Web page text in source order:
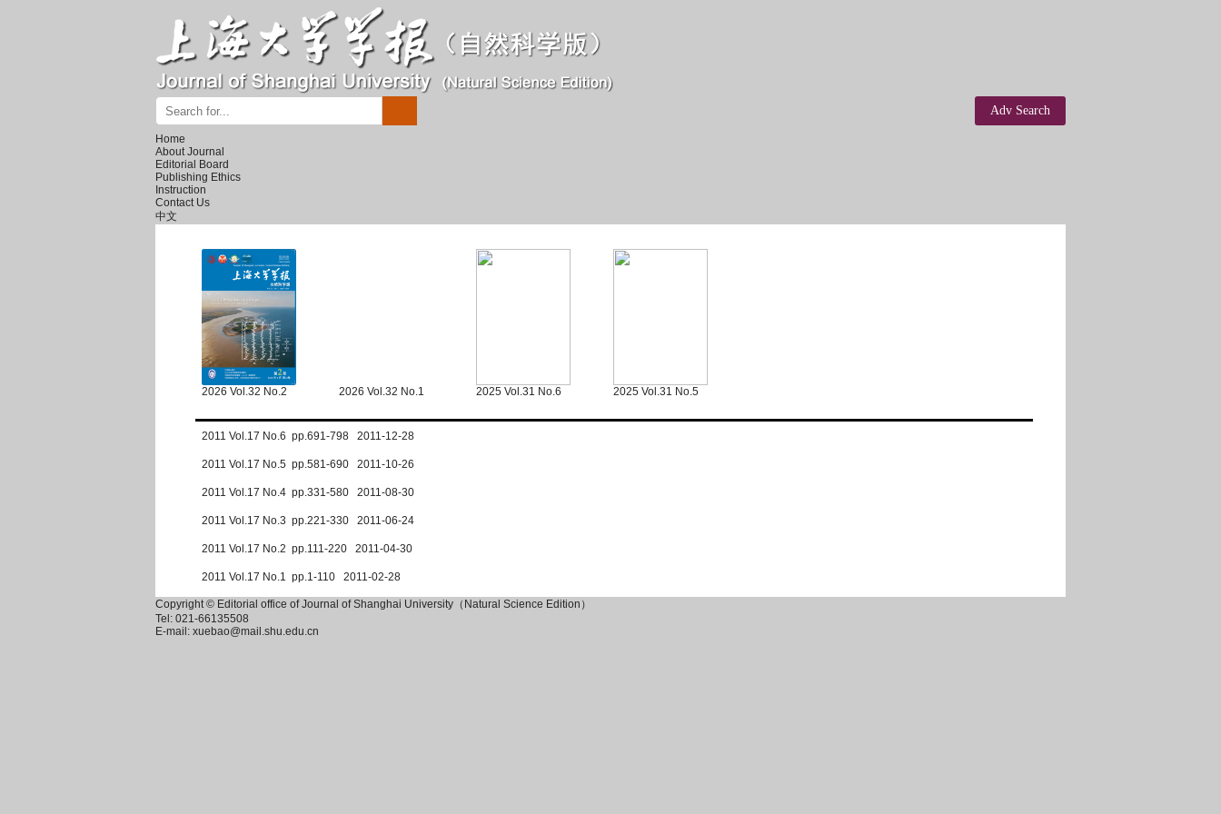
Home
About Journal
Editorial Board
Publishing Ethics
Instruction
Contact Us
中文
2026 Vol.32 No.2 2026 Vol.32 No.1 2025 Vol.31 No.6 2025 Vol.31 No.5
2011 Vol.17 No.6 pp.691-798 2011-12-28
2011 Vol.17 No.5 pp.581-690 2011-10-26
2011 Vol.17 No.4 pp.331-580 2011-08-30
2011 Vol.17 No.3 pp.221-330 2011-06-24
2011 Vol.17 No.2 pp.111-220 2011-04-30
2011 Vol.17 No.1 pp.1-110 2011-02-28
Copyright © Editorial office of Journal of Shanghai University（Natural Science Edition）
Tel: 021-66135508
E-mail: xuebao@mail.shu.edu.cn